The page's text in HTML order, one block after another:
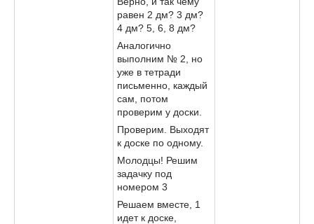
равен 2 дм? 3 дм?
4 дм? 5, 6, 8 дм?
Аналогично
выполним № 2, но
уже в тетради
письменно, каждый
сам, потом
проверим у доски.
Проверим. Выходят
к доске по одному.
Молодцы! Решим
задачку под
номером 3
Решаем вместе, 1
идет к доске,